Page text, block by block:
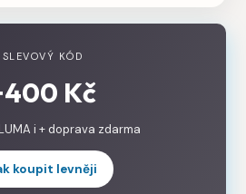
SLEVOVÝ KÓD
Kč
i + doprava zdarma
koupit levněji